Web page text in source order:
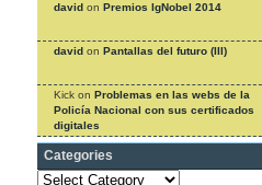
david on Premios IgNobel 2014
david on Pantallas del futuro (III)
Kick on Problemas en las webs de la
Policía Nacional con sus certificados
digitales
Categories
Categories